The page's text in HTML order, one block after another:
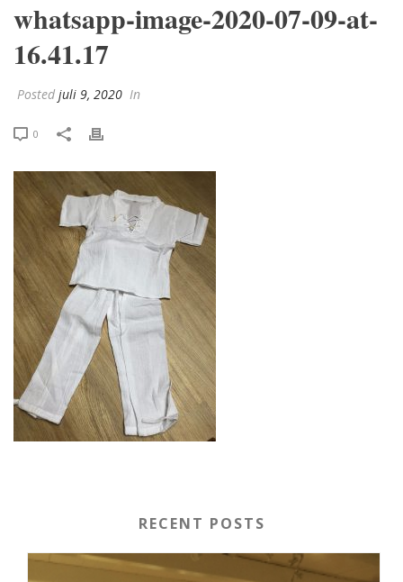
whatsapp-image-2020-07-09-at-
16.41.17
Posted juli 9, 2020 In
0
RECENT POSTS